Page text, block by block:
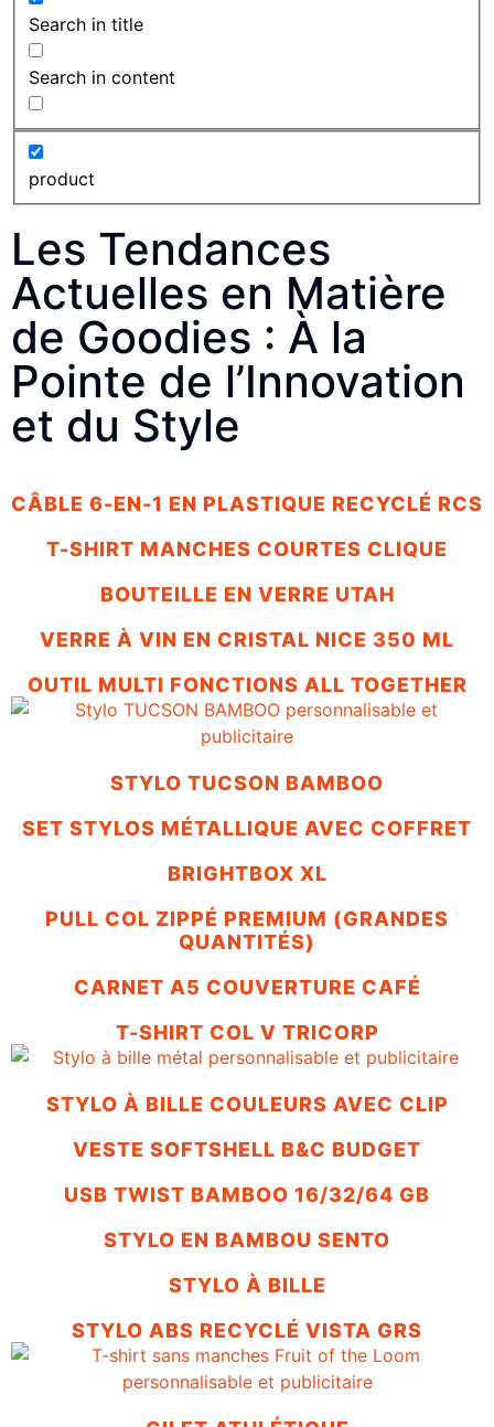
Search in title
Search in content
product
Les Tendances
Actuelles en Matière
de Goodies : À la
Pointe de l’Innovation
et du Style
CÂBLE 6-EN-1 EN PLASTIQUE RECYCLÉ RCS
T-SHIRT MANCHES COURTES CLIQUE
BOUTEILLE EN VERRE UTAH
VERRE À VIN EN CRISTAL NICE 350 ML
OUTIL MULTI FONCTIONS ALL TOGETHER
STYLO TUCSON BAMBOO
SET STYLOS MÉTALLIQUE AVEC COFFRET
BRIGHTBOX XL
PULL COL ZIPPÉ PREMIUM (GRANDES
QUANTITÉS)
CARNET A5 COUVERTURE CAFÉ
T-SHIRT COL V TRICORP
STYLO À BILLE COULEURS AVEC CLIP
VESTE SOFTSHELL B&C BUDGET
USB TWIST BAMBOO 16/32/64 GB
STYLO EN BAMBOU SENTO
STYLO À BILLE
STYLO ABS RECYCLÉ VISTA GRS